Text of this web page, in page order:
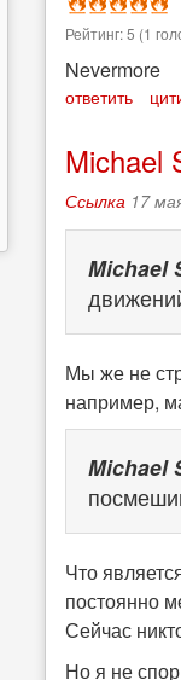
Рейтинг:5 (1
Nevermore
ответить
Michael
Ссылка 17
Michael
Мы же не
например,
Michael
Что
постоянно
Сейчас
Но я не